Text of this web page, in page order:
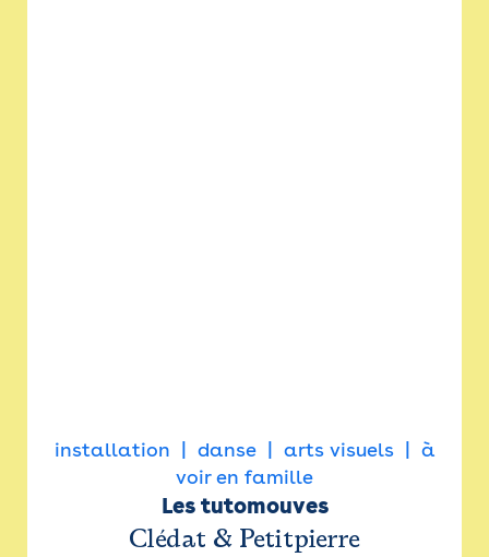
installation danse arts visuels
à
voir en famille
Les tutomouves
Clédat & Petitpierre